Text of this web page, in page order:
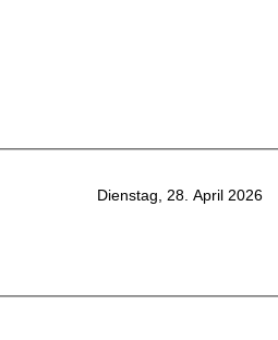
Dienstag, 28. April 2026